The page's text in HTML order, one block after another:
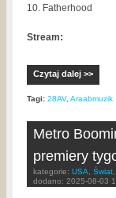
10. Fatherhood
Stream:
Czytaj dalej >>
Tagi: 28AV, Araabmuzik
Metro
premiery
kategorie: USA, Świat,
dodano: 2025-08-03